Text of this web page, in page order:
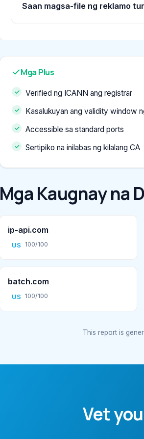
Saan magsa-file ng reklamo
Mga Plus
Verified ng ICANN ang registrar
Kasalukuyan ang validity window
Accessible sa standard ports
Sertipiko na inilabas ng kilalang CA
Mga Kaugnay na
ip-api.com
US 100/100
batch.com
US 100/100
This report is
Vet